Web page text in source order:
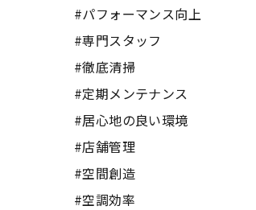
#パフォーマンス向上
#専門スタッフ
#徹底清掃
#定期メンテナンス
#居心地の良い環境
#店舗管理
#空間創造
#空調効率